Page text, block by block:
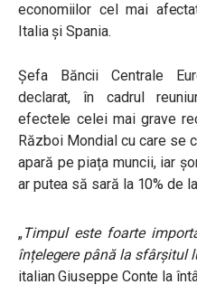
economiilor cel mai
Italia și Spania.
Șefa Băncii Centrale
declarat, în cadrul
efectele celei mai grave
Război Mondial cu care se
apară pe piața muncii, iar
ar putea să sară la 10% de
„Timpul este foarte
înțelegere până la sfârșitul
italian Giuseppe Conte la